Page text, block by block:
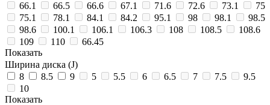
66.1
66.5 66.6 67.1 71.6 72.6 73.1
75
75.1
78.1 84.1 84.2 95.1 98 98.1
98.5
98.6
100.1 106.1 106.3 108 108.5
108.6
109
110
66.45
Показать
Ширина диска (J)
8
8.5 9 5 5.5 6 6.5 7 7.5
9.5
10
Показать